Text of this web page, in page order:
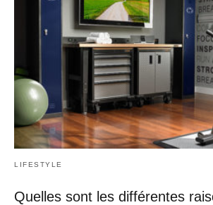
LIFESTYLE
Quelles sont les différentes